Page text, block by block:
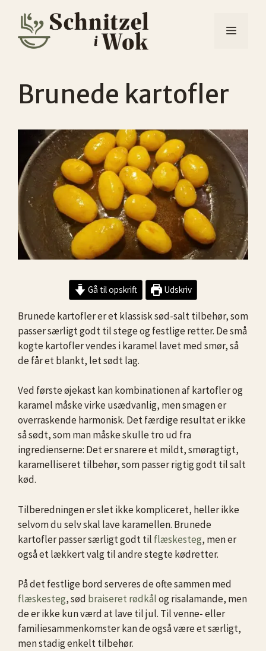
indhold
MENU
Brunede kartofler
Gå til opskrift Udskriv
Brunede kartofler er et klassisk sød-salt tilbehør, som
passer særligt godt til stege og festlige retter. De små
kogte kartofler vendes i karamel lavet med smør, så
de får et blankt, let sødt lag.
Ved første øjekast kan kombinationen af kartofler og
karamel måske virke usædvanlig, men smagen er
overraskende harmonisk. Det færdige resultat er ikke
så sødt, som man måske skulle tro ud fra
ingredienserne: Det er snarere et mildt, smøragtigt,
karamelliseret tilbehør, som passer rigtig godt til salt
kød.
Tilberedningen er slet ikke kompliceret, heller ikke
selvom du selv skal lave karamellen. Brunede
kartofler passer særligt godt til flæskesteg, men er
også et lækkert valg til andre stegte kødretter.
På det festlige bord serveres de ofte sammen med
flæskesteg, sød braiseret rødkålog risalamande, men
de er ikke kun værd at lave til jul. Til venne- eller
familiesammenkomster kan de også være et særligt,
men stadig enkelt tilbehør.